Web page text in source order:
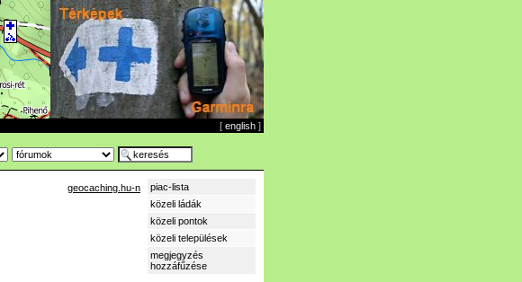
[ english ]
geocaching.hu-n
piac-lista
közeli ládák
közeli pontok
közeli települések
megjegyzés
hozzáfűzése